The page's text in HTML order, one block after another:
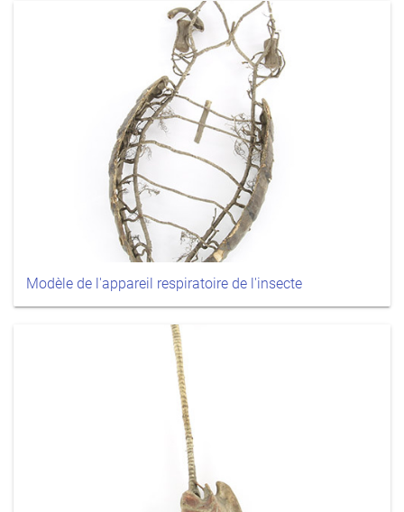
Modèle de l'appareil respiratoire de l'insecte